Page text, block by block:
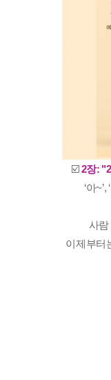
☑️2장:
‘아
사람
이제부터